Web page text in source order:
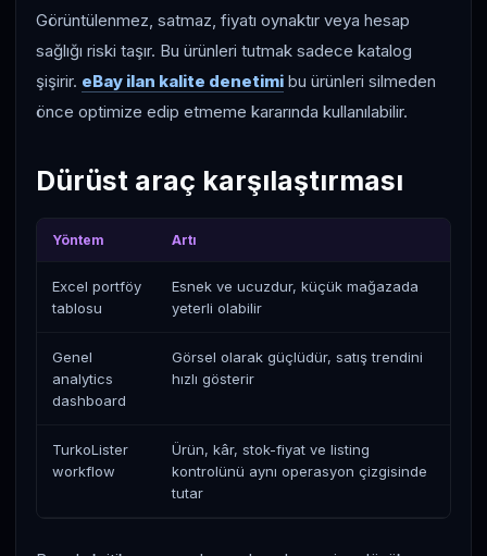
Görüntülenmez, satmaz, fiyatı oynaktır veya hesap
sağlığı riski taşır. Bu ürünleri tutmak sadece katalog
şişirir. eBay ilan kalite denetimi bu ürünleri silmeden
önce optimize edip etmeme kararında kullanılabilir.
Dürüst araç karşılaştırması
Yöntem Artı
Excel portföy
tablosu
Esnek ve ucuzdur, küçük mağazada
yeterli olabilir
Genel
analytics
dashboard
Görsel olarak güçlüdür, satış trendini
hızlı gösterir
TurkoLister
workflow
Ürün, kâr, stok-fiyat ve listing
kontrolünü aynı operasyon çizgisinde
tutar